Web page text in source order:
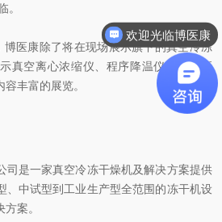
。
博医康除了将在现场展示旗下的真空冷冻
真空离心浓缩仪、程序降温仪等仪器新
丰富的展览。
司是一家真空冷冻干燥机及解决方案提供
、中试型到工业生产型全范围的冻干机设
案。
欢迎光临博医康